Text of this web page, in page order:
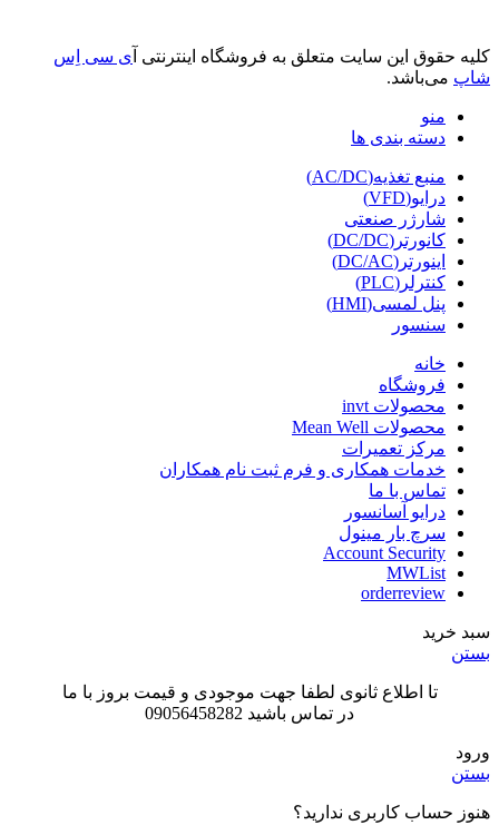
کلیه حقوق این سایت متعلق به فروشگاه اینترنتی آ ی سی اِس
شاپ می‌باشد.
منو
دسته بندی ها
منبع تغذیه(AC/DC)
درایو(VFD)
شارژر صنعتی
کانورتر(DC/DC)
اینورتر(DC/AC)
کنترلر(PLC)
پنل لمسی(HMI)
سنسور
خانه
فروشگاه
محصولات invt
محصولات Mean Well
مرکز تعمیرات
خدمات همکاری و فرم ثبت نام همکاران
تماس با ما
درایو آسانسور
سرچ بار مینول
Account Security
MWList
orderreview
سبد خرید
بستن
تا اطلاع ثانوی لطفا جهت موجودی و قیمت بروز با ما
در تماس باشید 09056458282
ورود
بستن
هنوز حساب کاربری ندارید؟